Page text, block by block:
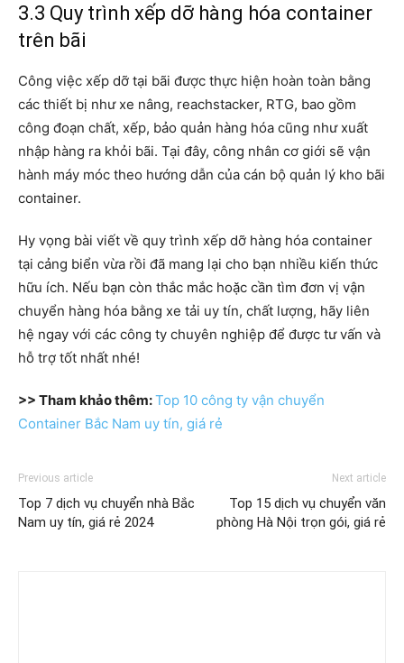
3.3 Quy trình xếp dỡ hàng hóa container
trên bãi
Công việc xếp dỡ tại bãi được thực hiện hoàn toàn bằng
các thiết bị như xe nâng, reachstacker, RTG, bao gồm
công đoạn chất, xếp, bảo quản hàng hóa cũng như xuất
nhập hàng ra khỏi bãi. Tại đây, công nhân cơ giới sẽ vận
hành máy móc theo hướng dẫn của cán bộ quản lý kho bãi
container.
Hy vọng bài viết về quy trình xếp dỡ hàng hóa container
tại cảng biển vừa rồi đã mang lại cho bạn nhiều kiến thức
hữu ích. Nếu bạn còn thắc mắc hoặc cần tìm đơn vị vận
chuyển hàng hóa bằng xe tải uy tín, chất lượng, hãy liên
hệ ngay với các công ty chuyên nghiệp để được tư vấn và
hỗ trợ tốt nhất nhé!
>> Tham khảo thêm:Top 10 công ty vận chuyển
Container Bắc Nam uy tín, giá rẻ
Previous article
Top 7 dịch vụ chuyển nhà Bắc
Nam uy tín, giá rẻ 2024
Next article
Top 15 dịch vụ chuyển văn
phòng Hà Nội trọn gói, giá rẻ